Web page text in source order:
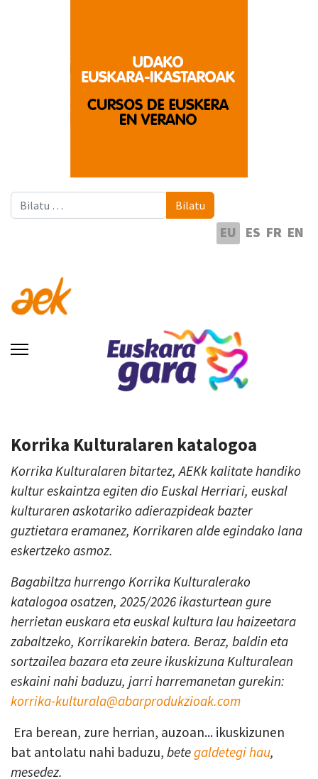
Bilatu Bilatu
EU ES FR EN
Korrika Kulturalaren katalogoa
Korrika Kulturalaren bitartez, AEKk kalitate handiko
kultur eskaintza egiten dio Euskal Herriari, euskal
kulturaren askotariko adierazpideak bazter
guztietara eramanez, Korrikaren alde egindako lana
eskertzeko asmoz.
Bagabiltza hurrengo Korrika Kulturalerako
katalogoa osatzen, 2025/2026 ikasturtean gure
herrietan euskara eta euskal kultura lau haizeetara
zabaltzeko, Korrikarekin batera. Beraz, baldin eta
sortzailea bazara eta zeure ikuskizuna Kulturalean
eskaini nahi baduzu, jarri harremanetan gurekin:
korrika-kulturala@abarprodukzioak.com
Era berean, zure herrian, auzoan... ikuskizunen
bat antolatu nahi baduzu, betegaldetegi hau,
mesedez.